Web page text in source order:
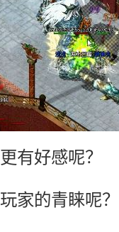
有好感呢？
家的青睐呢？